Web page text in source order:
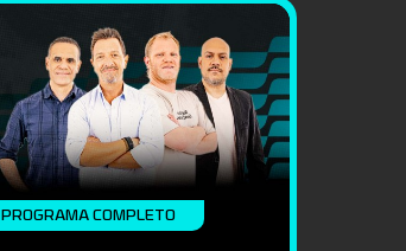
PROGRAMA COMPLETO